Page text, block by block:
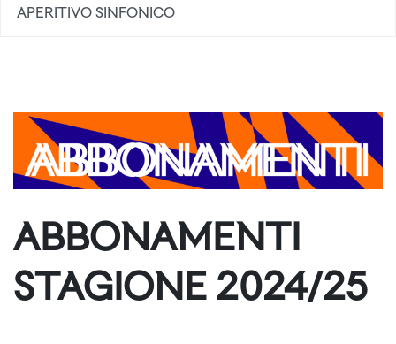
APERITIVO SINFONICO
ABBONAMENTI
STAGIONE 2024/25